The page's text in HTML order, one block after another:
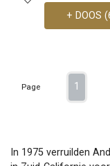
+ DOOS
Page 1
In 1975 verruilden